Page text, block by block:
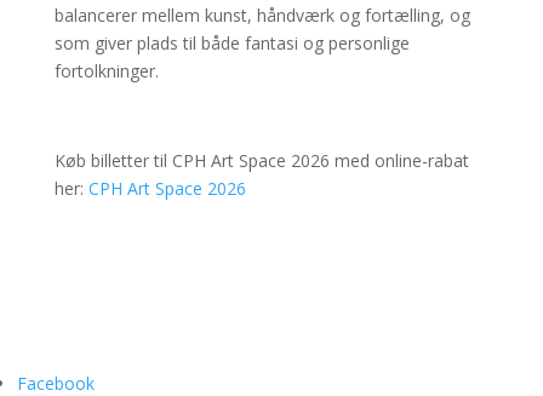
balancerer mellem kunst, håndværk og fortælling, og
som giver plads til både fantasi og personlige
fortolkninger.
Køb billetter til CPH Art Space 2026 med online-rabat
her: CPH Art Space 2026
Facebook